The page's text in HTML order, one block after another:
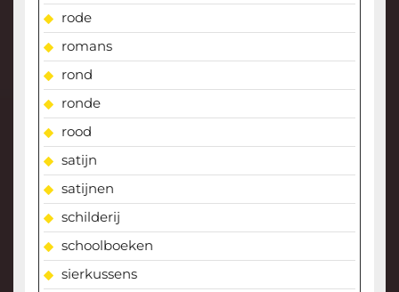
rode
romans
rond
ronde
rood
satijn
satijnen
schilderij
schoolboeken
sierkussens